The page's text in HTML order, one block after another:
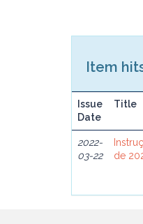
Item
Issue
Date
Title
2022-
03-22
de